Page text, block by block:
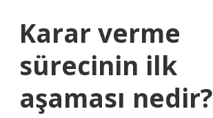
Karar verme
sürecinin ilk
aşaması nedir?